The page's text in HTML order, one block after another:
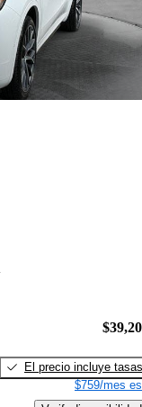
El precio incluye tasas
$759/mes